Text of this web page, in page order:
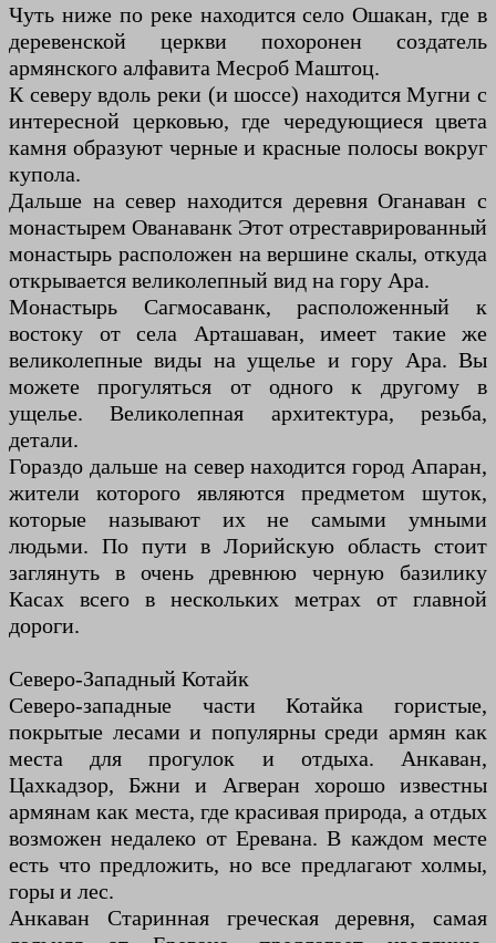
Чуть ниже по реке находится село Ошакан, где в
деревенской церкви похоронен создатель
армянского алфавита Месроб Маштоц.
К северу вдоль реки (и шоссе) находится Мугни с
интересной церковью, где чередующиеся цвета
камня образуют черные и красные полосы вокруг
купола.
Дальше на север находится деревня Оганаван с
монастырем Ованаванк Этот отреставрированный
монастырь расположен на вершине скалы, откуда
открывается великолепный вид на гору Ара.
Монастырь Сагмосаванк, расположенный к
востоку от села Арташаван, имеет такие же
великолепные виды на ущелье и гору Ара. Вы
можете прогуляться от одного к другому в
ущелье. Великолепная архитектура, резьба,
детали.
Гораздо дальше на север находится город Апаран,
жители которого являются предметом шуток,
которые называют их не самыми умными
людьми. По пути в Лорийскую область стоит
заглянуть в очень древнюю черную базилику
Касах всего в нескольких метрах от главной
дороги.
Северо-Западный Котайк
Северо-западные части Котайка гористые,
покрытые лесами и популярны среди армян как
места для прогулок и отдыха. Анкаван,
Цахкадзор, Бжни и Агверан хорошо известны
армянам как места, где красивая природа, а отдых
возможен недалеко от Еревана. В каждом месте
есть что предложить, но все предлагают холмы,
горы и лес.
Анкаван Старинная греческая деревня, самая